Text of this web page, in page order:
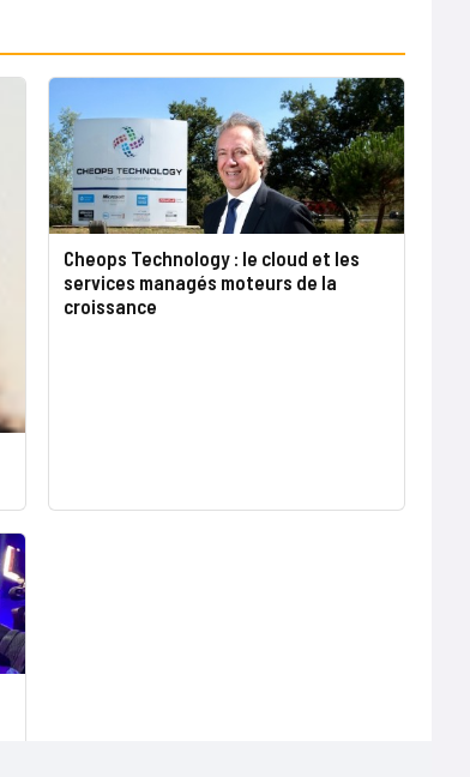
Cheops Technology : le cloud et les
services managés moteurs de la
croissance